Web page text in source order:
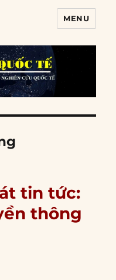
MENU
tin tức:
thông